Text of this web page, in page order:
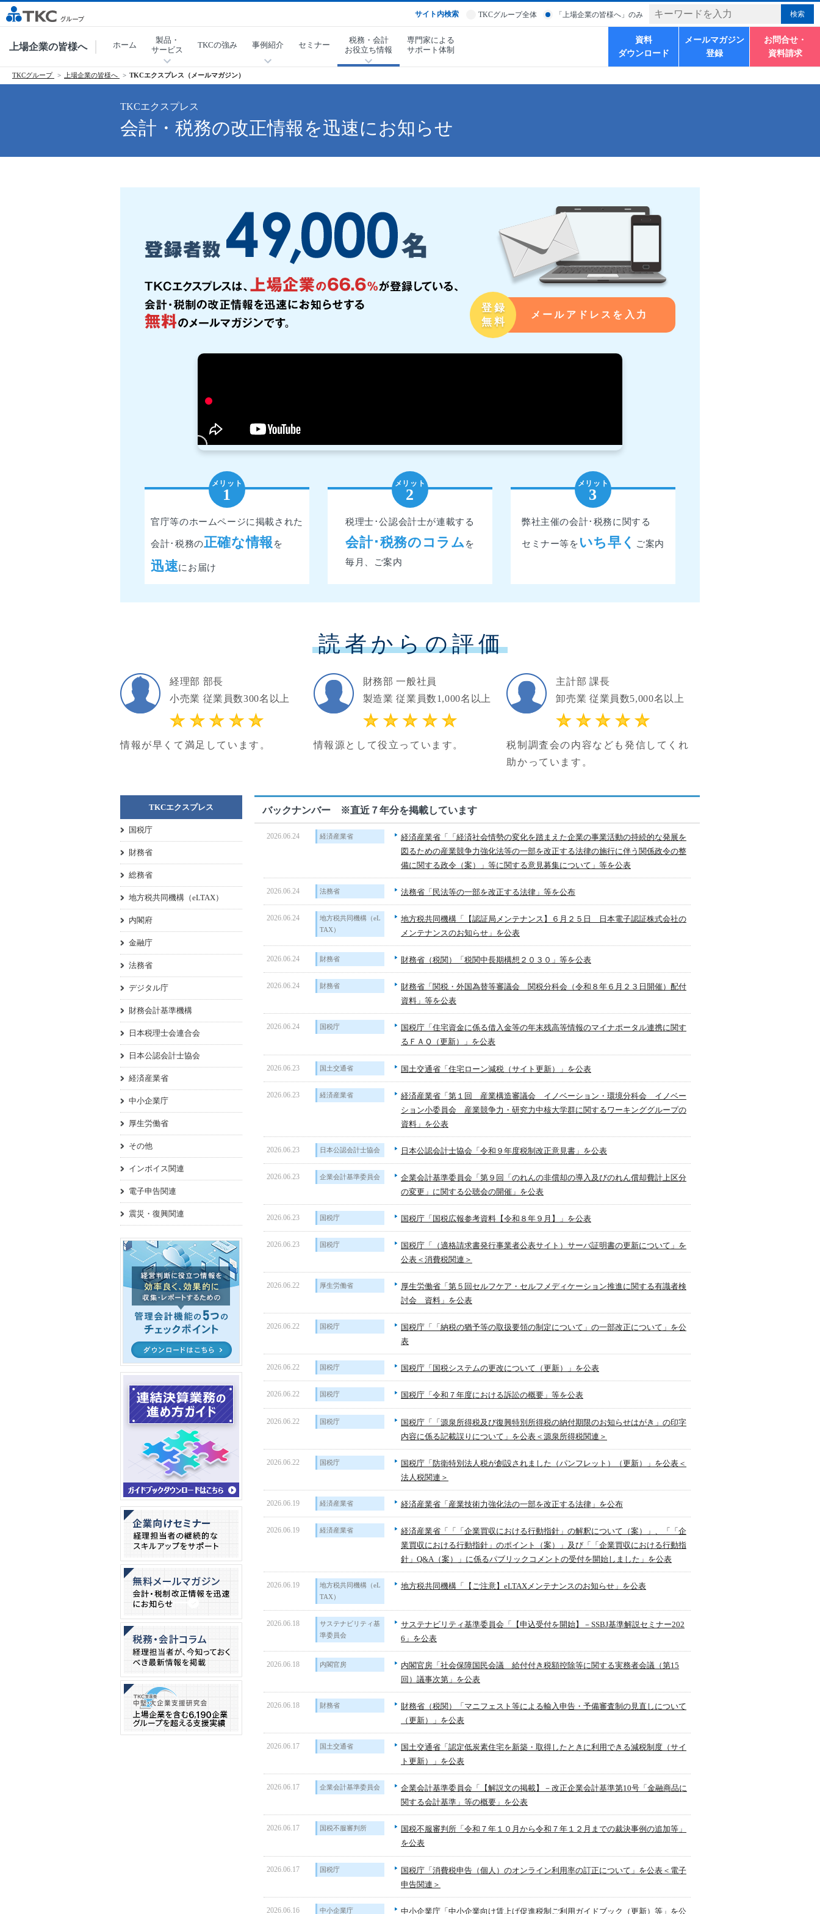
サイト内検索 TKCグループ全体 「上場企業の皆様へ」のみ
上場企業の皆様へ ホーム
製品・
サービス
TKCの強み 事例紹介 セミナー
税務・会計
お役立ち情報
専門家による
サポート体制
資料
ダウンロード
メールマガジン
登録
お問合せ・
資料請求
TKCグループ 上場企業の皆様へ TKCエクスプレス（メールマガジン）
TKCエクスプレス
会計・税務の改正情報を迅速にお知らせ
官庁等のホームページに掲載された
会計･税務の正確な情報 を
迅速にお届け
税理士･公認会計士が連載する
会計･税務のコラムを
毎月、ご案内
弊社主催の会計･税務に関する
セミナー等を いち早く ご案内
登録
無料
メールアドレスを入力
読者からの評価
経理部 部長
小売業 従業員数300名以上
情報が早くて満足しています。
財務部 一般社員
製造業 従業員数1,000名以上
情報源として役立っています。
主計部 課長
卸売業 従業員数5,000名以上
税制調査会の内容なども発信してくれ
助かっています。
バックナンバー ※直近７年分を掲載しています
2026.06.24 経済産業省
経済産業省「「経済社会情勢の変化を踏まえた企業の事業活動の持続的な発展を
図るための産業競争力強化法等の一部を改正する法律の施行に伴う関係政令の整
備に関する政令（案）」等に関する意見募集について」等を公表
2026.06.24 法務省 法務省「民法等の一部を改正する法律」等を公布
2026.06.24
地方税共同機構（eL
TAX）
地方税共同機構「【認証局メンテナンス】６月２５日 日本電子認証株式会社の
メンテナンスのお知らせ」を公表
2026.06.24 財務省 財務省（税関）「税関中長期構想２０３０」等を公表
2026.06.24 財務省
財務省「関税・外国為替等審議会 関税分科会（令和８年６月２３日開催）配付
資料」等を公表
2026.06.24 国税庁
国税庁「住宅資金に係る借入金等の年末残高等情報のマイナポータル連携に関す
るＦＡＱ（更新）」を公表
2026.06.23 国土交通省 国土交通省「住宅ローン減税（サイト更新）」を公表
2026.06.23 経済産業省
経済産業省「第１回 産業構造審議会 イノベーション・環境分科会 イノベー
ション小委員会 産業競争力・研究力中核大学群に関するワーキンググループの
資料」を公表
2026.06.23 日本公認会計士協会 日本公認会計士協会「令和９年度税制改正意見書」を公表
2026.06.23 企業会計基準委員会
企業会計基準委員会「第９回「のれんの非償却の導入及びのれん償却費計上区分
の変更」に関する公聴会の開催」を公表
2026.06.23 国税庁 国税庁「国税広報参考資料【令和８年９月】」を公表
2026.06.23 国税庁
国税庁「（適格請求書発行事業者公表サイト）サーバ証明書の更新について」を
公表＜消費税関連＞
2026.06.22 厚生労働省
厚生労働省「第５回セルフケア・セルフメディケーション推進に関する有識者検
討会 資料」を公表
2026.06.22 国税庁
国税庁「「納税の猶予等の取扱要領の制定について」の一部改正について」を公
表
2026.06.22 国税庁 国税庁「国税システムの更改について（更新）」を公表
2026.06.22 国税庁 国税庁「令和７年度における訴訟の概要」等を公表
2026.06.22 国税庁
国税庁「「源泉所得税及び復興特別所得税の納付期限のお知らせはがき」の印字
内容に係る記載誤りについて」を公表＜源泉所得税関連＞
2026.06.22 国税庁
国税庁「防衛特別法人税が創設されました（パンフレット）（更新）」を公表＜
法人税関連＞
2026.06.19 経済産業省 経済産業省「産業技術力強化法の一部を改正する法律」を公布
2026.06.19 経済産業省
経済産業省「「「企業買収における行動指針」の解釈について（案）」、「「企
業買収における行動指針」のポイント（案）」及び「「企業買収における行動指
針」Q&A（案）」に係るパブリックコメントの受付を開始しました」を公表
2026.06.19
地方税共同機構（eL
TAX）
地方税共同機構「【ご注意】eLTAXメンテナンスのお知らせ」を公表
2026.06.18
サステナビリティ基
準委員会
サステナビリティ基準委員会「【申込受付を開始】－SSBJ基準解説セミナー202
6」を公表
2026.06.18 内閣官房
内閣官房「社会保障国民会議 給付付き税額控除等に関する実務者会議（第15
回）議事次第」を公表
2026.06.18 財務省
財務省（税関）「マニフェスト等による輸入申告・予備審査制の見直しについて
（更新）」を公表
2026.06.17 国土交通省
国土交通省「認定低炭素住宅を新築・取得したときに利用できる減税制度（サイ
ト更新）」を公表
2026.06.17 企業会計基準委員会
企業会計基準委員会「【解説文の掲載】－改正企業会計基準第10号「金融商品に
関する会計基準」等の概要」を公表
2026.06.17 国税不服審判所
国税不服審判所「令和７年１０月から令和７年１２月までの裁決事例の追加等」
を公表
2026.06.17 国税庁
国税庁「消費税申告（個人）のオンライン利用率の訂正について」を公表＜電子
申告関連＞
2026.06.16 中小企業庁
中小企業庁「中小企業向け賃上げ促進税制ご利用ガイドブック（更新）等」を公
TKCエクスプレス
国税庁
財務省
総務省
地方税共同機構（eLTAX）
内閣府
金融庁
法務省
デジタル庁
財務会計基準機構
日本税理士会連合会
日本公認会計士協会
経済産業省
中小企業庁
厚生労働省
その他
インボイス関連
電子申告関連
震災・復興関連